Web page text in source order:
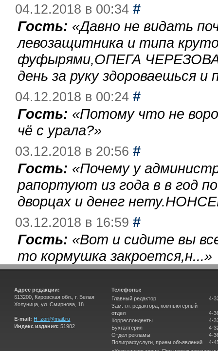
04.12.2018 в 00:34 #
Гость: «Давно не видать
левозащитника и типа
фуфырями,ОПЕГА
день за руку здороваешься
04.12.2018 в 00:24 #
Гость: «Потому что не
чё с урала?»
03.12.2018 в 20:56 #
Гость: «Почему у
рапортуют из года в в год
дворцах и денег
03.12.2018 в 16:59 #
Гость: «Вот и сидите вы
то кормушка закроется,н...»
Адрес редакции:
613200, Кировская обл., г. Белая
Холуница, ул. Смирнова, 18
E-mail: H_zori@mail.ru
Индекс издания: 51982
Телефоны:
Главный редактор
Зам. гл. редактора, компьютерный
отдел
Корреспонденты
Бухгалтерия
Отдел рекламы
Полиграфуслуги, прием объявлений
4-
4-
4-
4-
4-
4-